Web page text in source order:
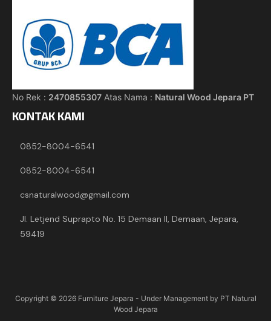
No Rek : 2470855307 Atas Nama : Natural Wood Jepara PT
KONTAK KAMI
0852-8004-6541
0852-8004-6541
csnaturalwood@gmail.com
Jl. Letjend Suprapto No. 15 Demaan II, Demaan, Jepara,
59419
Copyright © 2026 Furniture Jepara - Under Management by PT Natural
Wood Jepara